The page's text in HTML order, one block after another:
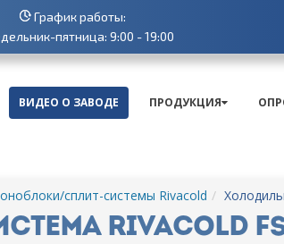
График работы:
пятница: 9:00 - 19:00
ВИДЕО О ЗАВОДЕ ПРОДУКЦИЯ
сплит-системы Rivacold
Rivacold FSL